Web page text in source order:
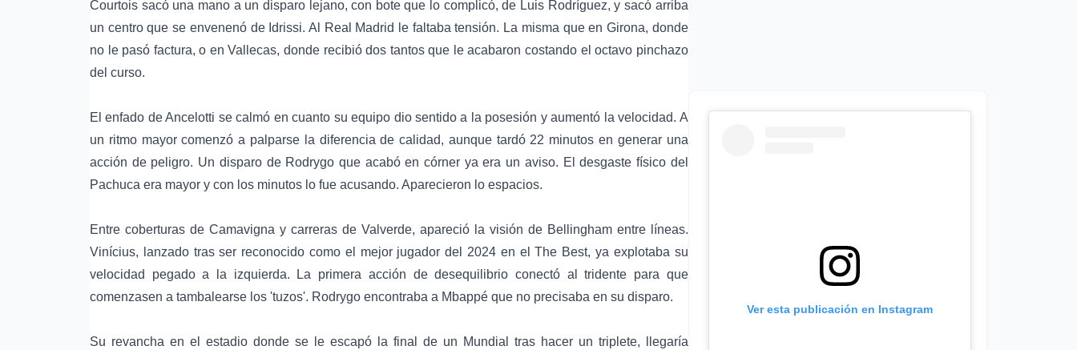
Courtois sacó una mano a un disparo lejano, con bote que lo complicó, de Luis Rodríguez, y sacó arriba
un centro que se envenenó de Idrissi. Al Real Madrid le faltaba tensión. La misma que en Girona, donde
no le pasó factura, o en Vallecas, donde recibió dos tantos que le acabaron costando el octavo pinchazo
del curso.
El enfado de Ancelotti se calmó en cuanto su equipo dio sentido a la posesión y aumentó la velocidad. A
un ritmo mayor comenzó a palparse la diferencia de calidad, aunque tardó 22 minutos en generar una
acción de peligro. Un disparo de Rodrygo que acabó en córner ya era un aviso. El desgaste físico del
Pachuca era mayor y con los minutos lo fue acusando. Aparecieron lo espacios.
Entre coberturas de Camavigna y carreras de Valverde, apareció la visión de Bellingham entre líneas.
Vinícius, lanzado tras ser reconocido como el mejor jugador del 2024 en el The Best, ya explotaba su
velocidad pegado a la izquierda. La primera acción de desequilibrio conectó al tridente para que
comenzasen a tambalearse los 'tuzos'. Rodrygo encontraba a Mbappé que no precisaba en su disparo.
Su revancha en el estadio donde se le escapó la final de un Mundial tras hacer un triplete, llegaría
Ver esta publicación en Instagram